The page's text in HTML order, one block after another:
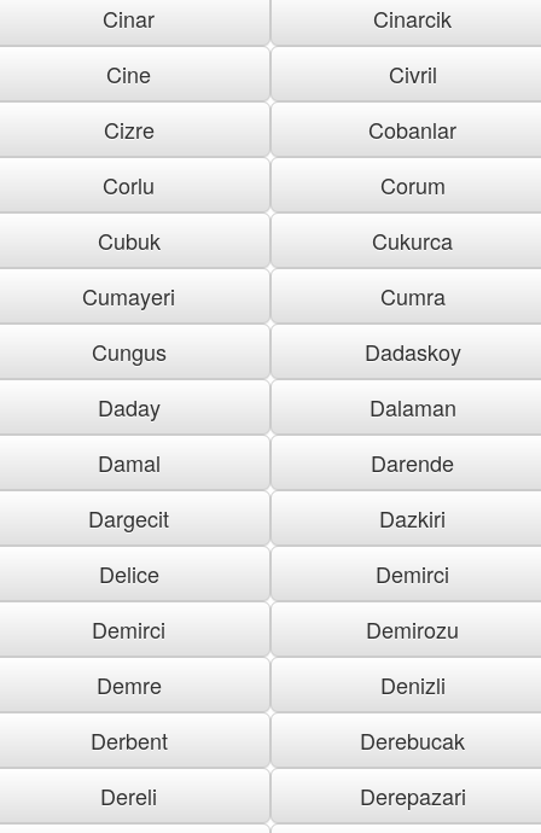
Cinar
Cinarcik
Cine
Civril
Cizre
Cobanlar
Corlu
Corum
Cubuk
Cukurca
Cumayeri
Cumra
Cungus
Dadaskoy
Daday
Dalaman
Damal
Darende
Dargecit
Dazkiri
Delice
Demirci
Demirci
Demirozu
Demre
Denizli
Derbent
Derebucak
Dereli
Derepazari